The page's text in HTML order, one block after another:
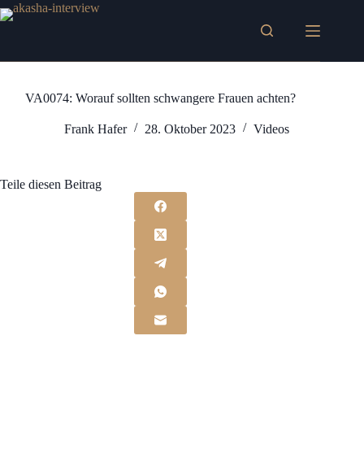
Zum
Inhalt
VA0074: Worauf sollten schwangere Frauen achten?
Frank Hafer 28. Oktober 2023 Videos
Teile diesen Beitrag